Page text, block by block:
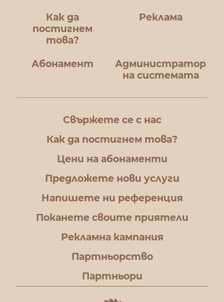
Как да
постигнем
това?
Реклама
Абонамент
Администратор
на системата
Свържете се с нас
Как да постигнем това?
Цени на абонаменти
Предложете нови услуги
Напишете ни референция
Поканете своите приятели
Рекламна кампания
Партньорство
Партньори